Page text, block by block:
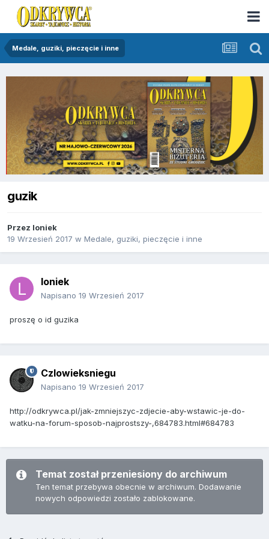
Medale, guziki, pieczęcie i inne
guzik
Przez loniek
19 Wrzesień 2017 w Medale, guziki, pieczęcie i inne
loniek
Napisano 19 Wrzesień 2017
proszę o id guzika
Czlowieksniegu
Napisano 19 Wrzesień 2017
http://odkrywca.pl/jak-zmniejszyc-zdjecie-aby-wstawic-je-do-
watku-na-forum-sposob-najprostszy-,684783.html#684783
Temat został przeniesiony do archiwum
Ten temat przebywa obecnie w archiwum. Dodawanie
nowych odpowiedzi zostało zablokowane.